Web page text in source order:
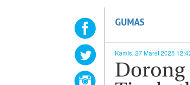
GUMAS
Kamis, 27 Maret 2025
Dorong